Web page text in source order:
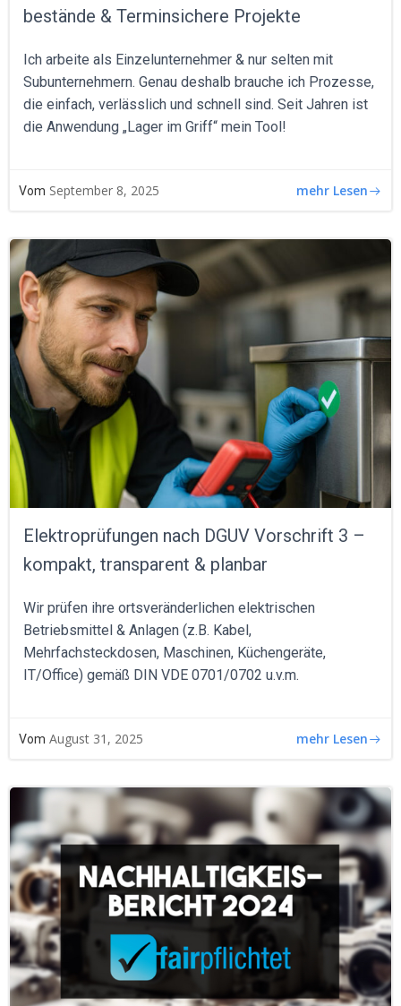
bestände & Terminsichere Projekte
Ich arbeite als Einzelunternehmer & nur selten mit
Subunternehmern. Genau deshalb brauche ich Prozesse,
die einfach, verlässlich und schnell sind. Seit Jahren ist
die Anwendung „Lager im Griff“ mein Tool!
Vom September 8, 2025 mehr Lesen
Elektroprüfungen nach DGUV Vorschrift 3 –
kompakt, transparent & planbar
Wir prüfen ihre ortsveränderlichen elektrischen
Betriebsmittel & Anlagen (z.B. Kabel,
Mehrfachsteckdosen, Maschinen, Küchengeräte,
IT/Office) gemäß DIN VDE 0701/0702 u.v.m.
Vom August 31, 2025 mehr Lesen